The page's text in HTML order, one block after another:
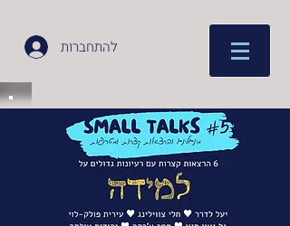
להתחברות